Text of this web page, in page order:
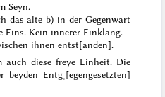
Seyn.
das alte b) in der Gegenwart
Eins. Kein innerer Einklang. –
ihnen entst[anden].
auch diese freye Einheit. Die
Entg˖[egengesetzten]